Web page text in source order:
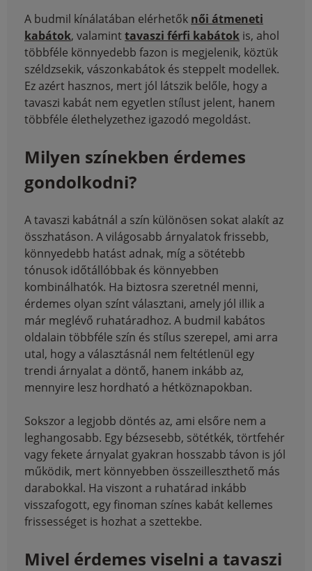
A budmil kínálatában elérhetők női átmeneti
kabátok, valaminttavaszi férfi kabátok is, ahol
többféle könnyedebb fazon is megjelenik, köztük
széldzsekik, vászonkabátok és steppelt modellek.
Ez azért hasznos, mert jól látszik belőle, hogy a
tavaszi kabát nem egyetlen stílust jelent, hanem
többféle élethelyzethez igazodó megoldást.
Milyen színekben érdemes
gondolkodni?
A tavaszi kabátnál a szín különösen sokat alakít az
összhatáson. A világosabb árnyalatok frissebb,
könnyedebb hatást adnak, míg a sötétebb
tónusok időtállóbbak és könnyebben
kombinálhatók. Ha biztosra szeretnél menni,
érdemes olyan színt választani, amely jól illik a
már meglévő ruhatáradhoz. A budmil kabátos
oldalain többféle szín és stílus szerepel, ami arra
utal, hogy a választásnál nem feltétlenül egy
trendi árnyalat a döntő, hanem inkább az,
mennyire lesz hordható a hétköznapokban.
Sokszor a legjobb döntés az, ami elsőre nem a
leghangosabb. Egy bézsesebb, sötétkék, törtfehér
vagy fekete árnyalat gyakran hosszabb távon is jól
működik, mert könnyebben összeilleszthető más
darabokkal. Ha viszont a ruhatárad inkább
visszafogott, egy finoman színes kabát kellemes
frissességet is hozhat a szettekbe.
Mivel érdemes viselni a tavaszi